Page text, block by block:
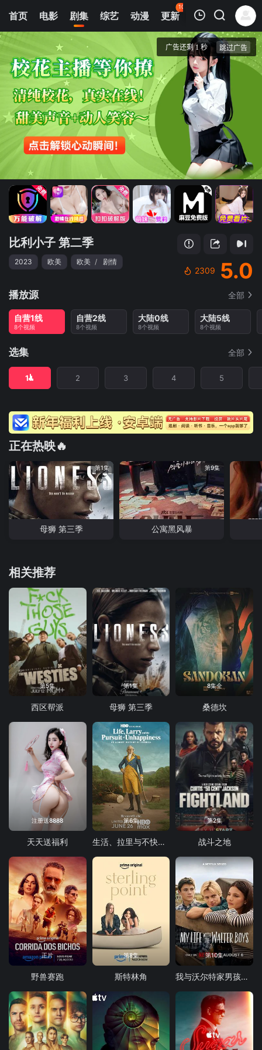
首页 电影 剧集 综艺 动漫 更新
106
热榜 APP
我的观影记录
1
比利小子 第二季
清空
比利小子 第二季
2023 欧美 欧美 / 剧情
2309 5.0
播放源 全部
自营1线
8个视频
自营2线
8个视频
大陆0线
8个视频
大陆5线
8个视频
选集 全部
1 2 3 4 5
正在热映🔥
第1集
母狮 第三季
第9集
公寓黑风暴
相关推荐
第5集
西区帮派
第1集
母狮 第三季
8集全
桑德坎
注册送8888
天天送福利
第6集
生活、拉里与不快乐的追求：一部美国史
第2集
战斗之地
正片
野兽赛跑
第8集
斯特林角
第10集
我与沃尔特家男孩的生活 第三季